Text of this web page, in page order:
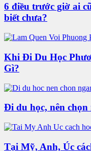
6 điều trước giờ ai
biết chưa?
Khi Đi Du Học
Gì?
Đi du học, nên chọn
Tại Mỹ, Anh, Úc